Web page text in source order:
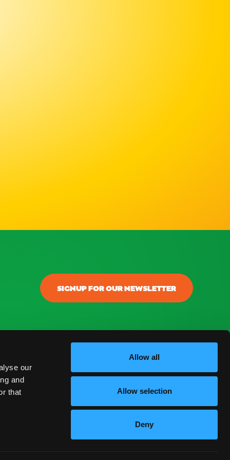
our
and
that
Allow all
Allow selection
Deny
SIGNUP FOR OUR NEWSLETTER
Frecuentes